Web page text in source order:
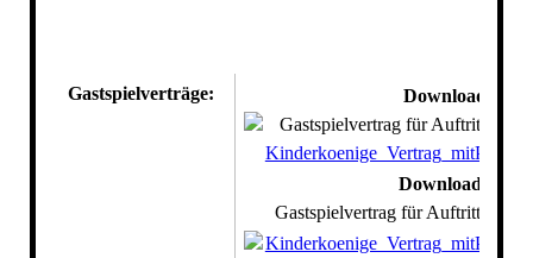
Gastspielverträge:
Download
Gastspielvertrag für Auftritte mit
Kinderkoenige_Vertrag_mitPA.pdf
Download
Gastspielvertrag für Auftritte mit
Kinderkoenige_Vertrag_mitPA.pdf